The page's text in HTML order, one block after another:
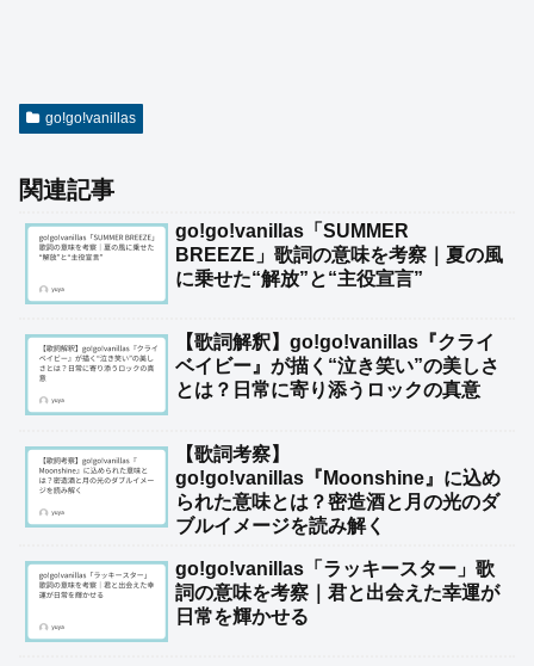
go!go!vanillas
関連記事
go!go!vanillas「SUMMER
BREEZE」歌詞の意味を考察｜夏の風
に乗せた“解放”と“主役宣言”
【歌詞解釈】go!go!vanillas『クライ
ベイビー』が描く“泣き笑い”の美しさ
とは？日常に寄り添うロックの真意
【歌詞考察】
go!go!vanillas『Moonshine』に込め
られた意味とは？密造酒と月の光のダ
ブルイメージを読み解く
go!go!vanillas「ラッキースター」歌
詞の意味を考察｜君と出会えた幸運が
日常を輝かせる